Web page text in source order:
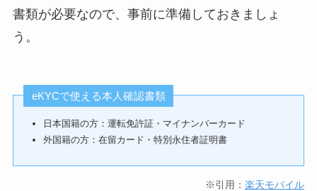
書類が必要なので、事前に準備しておきましょ
う。
eKYCで使える本人確認書類
日本国籍の方：運転免許証・マイナンバーカード
外国籍の方：在留カード・特別永住者証明書
※引用：楽天モバイル